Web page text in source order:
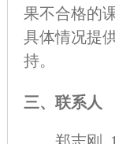
果不合格的
具体情况提
持。
三、联系人